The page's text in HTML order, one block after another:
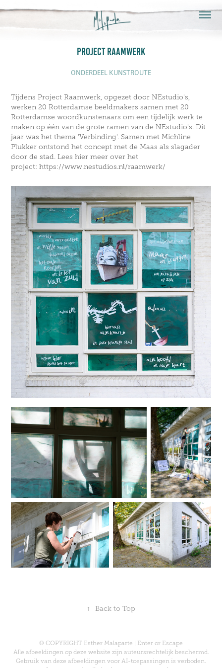
PROJECT RAAMWERK
ONDERDEEL KUNSTROUTE
Tijdens Project Raamwerk, opgezet door NEstudio's,
werken 20 Rotterdamse beeldmakers samen met 20
Rotterdamse woordkunstenaars om een tijdelijk werk te
maken op één van de grote ramen van de NEstudio's. Dit
jaar was het thema 'Verbinding'. Samen met Michline
Plukker ontstond het concept met de Maas als slagader
door de stad. Lees hier meer over het
project: https://www.nestudios.nl/raamwerk/
↑ Back to Top
© COPYRIGHT Esther Malaparte | Enter or Escape
Alle afbeeldingen op deze website zijn auteursrechtelijk beschermd.
Gebruik van deze afbeeldingen voor AI-toepassingen is verboden.